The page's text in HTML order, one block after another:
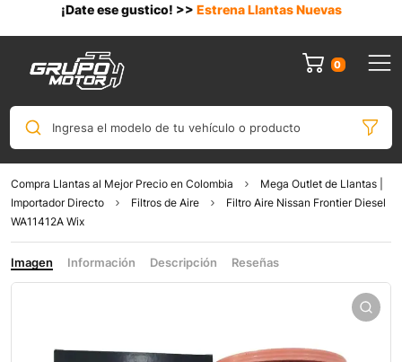
¡Date ese gustico! >> Estrena Llantas Nuevas
0
Ingresa el modelo de tu vehículo o producto
Compra Llantas al Mejor Precio en Colombia
Mega Outlet de Llantas |
Importador Directo
Filtros de Aire
Filtro Aire Nissan Frontier Diesel
WA11412A Wix
Imagen Información Descripción Reseñas